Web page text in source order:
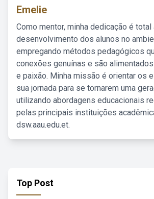
Emelie
Como mentor, minha dedicação é total
desenvolvimento dos alunos no
empregando métodos pedagógicos
conexões genuínas e são
e paixão. Minha missão é orientar os
sua jornada para se tornarem uma
utilizando abordagens educacionais
pelas principais instituições
dsw.aau.edu.et.
Top Post